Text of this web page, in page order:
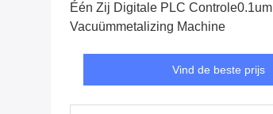
Één Zij Digitale PLC Controle0.1um
Vacuümmetalizing Machine
Vind de beste prijs